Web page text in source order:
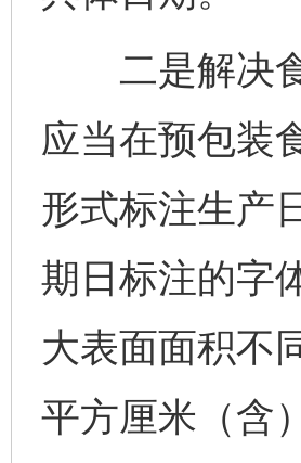
二是解决食
应当在预包装
形式标注生产
期日标注的字
大表面面积不
平方厘米（含